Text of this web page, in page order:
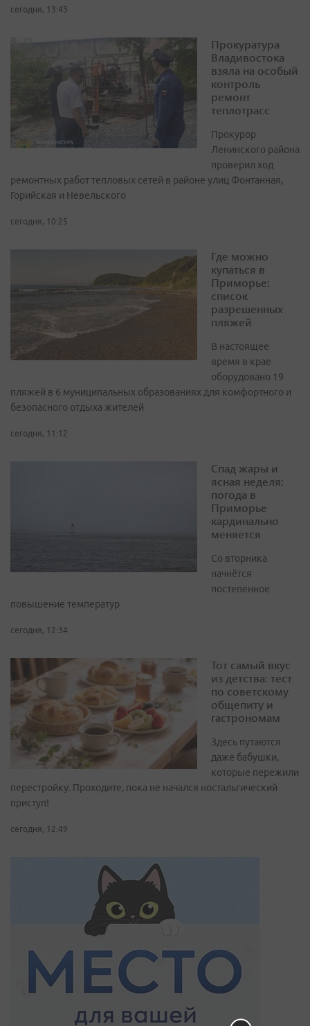
сегодня, 13:43
Прокуратура
Владивостока
взяла на особый
контроль
ремонт
теплотрасс
Прокурор
Ленинского района
проверил ход
ремонтных работ тепловых сетей в районе улиц Фонтанная,
Горийская и Невельского
сегодня, 10:25
Где можно
купаться в
Приморье:
список
разрешенных
пляжей
В настоящее
время в крае
оборудовано 19
пляжей в 6 муниципальных образованиях для комфортного и
безопасного отдыха жителей
сегодня, 11:12
Спад жары и
ясная неделя:
погода в
Приморье
кардинально
меняется
Со вторника
начнётся
постепенное
повышение температур
сегодня, 12:34
Тот самый вкус
из детства: тест
по советскому
общепиту и
гастрономам
Здесь путаются
даже бабушки,
которые пережили
перестройку. Проходите, пока не начался ностальгический
приступ!
сегодня, 12:49